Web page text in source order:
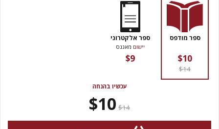
ספר מודפס
$10
$14
ספר אלקטרוני
יישום מאגנס
$9
עכשיו בהנחה
$14
$10